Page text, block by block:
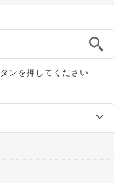
ンを押してください